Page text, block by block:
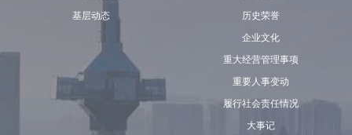
基层动态
历史荣誉
企业文化
重大经营管理事项
重要人事变动
履行社会责任情况
大事记